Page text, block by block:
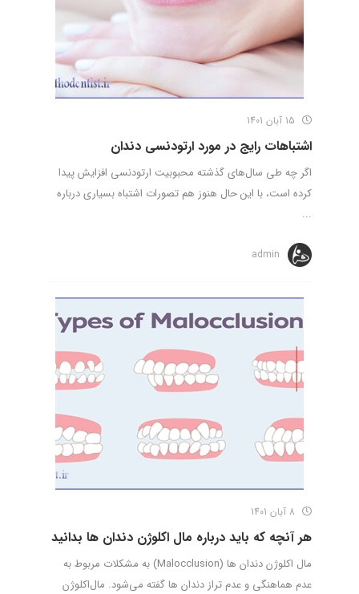
اشتباهات رایج در مورد ارتودنسی دندان
اگر چه طی سال‌های گذشته محبوبیت ارتودنسی افزایش پیدا
کرده است، با این حال هنوز هم تصورات اشتباه بسیاری درباره
...
admin
هر آنچه که باید درباره مال اکلوژن دندان ها بدانید
مال اکلوژن دندان ها (Malocclusion) به مشکلات مربوط به
عدم هماهنگی و عدم تراز دندان ها گفته می‌شود. مال‌اکلوژن